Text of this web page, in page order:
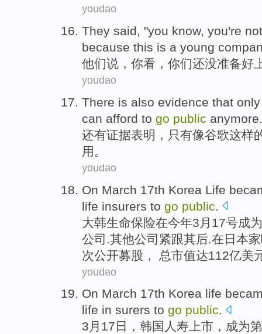
youdao
They said, "you know, you're not
because this is a young
他们说 ， 你看 ， 你们还没准备好
youdao
There is also evidence that only
can afford to go public anymore.
还有证据表明， 只有像谷歌这样
用。
youdao
On March 17th Korea Life
life insurers to go public
大韩生命保险在今年3 月 17号成为
公司.其他公司紧跟其后.在日本
次公开募股， 总市值达112亿美
youdao
On March 17th Korea life
life in surers to go public.
3月 17日 ， 韩国 人寿 上市 ， 成为第